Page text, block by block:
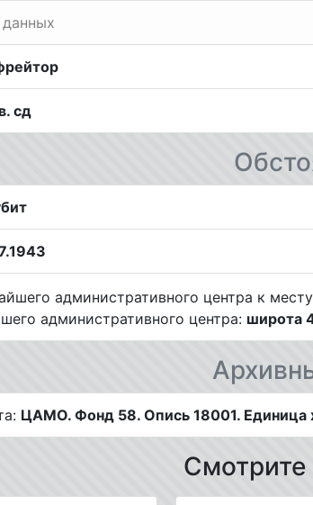
сд
административного центра: широта
ЦАМО. Фонд 58. Опись 18001. Единица
Смотрите